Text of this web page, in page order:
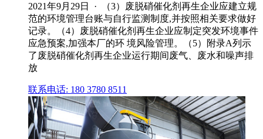
2021年9月29日 · （3）废脱硝催化剂再生企业应建立规
范的环境管理台账与自行监测制度,并按照相关要求做好
记录。（4）废脱硝催化剂再生企业应制定突发环境事件
应急预案,加强本厂的环 境风险管理。（5）附录A列示
了废脱硝催化剂再生企业运行期间废气、废水和噪声排
放
联系电话: 180 3780 8511